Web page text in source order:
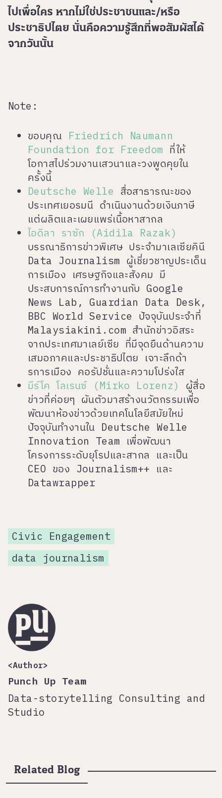
ไปเพื่อใคร หากไม่ใช่ประชาชนและ/หรือ
ประชาธิปไตย นั่นคือความรู้สึกที่พอสัมผัสได้
จากวันนั้น
Note:
ขอบคุณ Friedrich Naumann
Foundation for Freedom ที่ให้
โอกาสไปร่วมงานเสวนาและวงพูดคุยใน
ครั้งนี้
Deutsche Welle สื่อสาธารณะของ
ประเทศเยอรมนี ดำเนินงานด้วยเงินภาษี
แต่ผลิตและเผยแพร่เนื้อหาสากล
ไอดิลา ราซัก (Aidila Razak)
บรรณาธิการข่าวพิเศษ ประจำมาเลเซียคินี
Data Journalism ผู้เชี่ยวชาญประเด็น
การเมือง เศรษฐกิจและสังคม มี
ประสบการณ์การทำงานกับ Google
News Lab, Guardian Data Desk,
BBC World Service ปัจจุบันประจำที่
Malaysiakini.com สำนักข่าวอิสระ
จากประเทศมาเลย์เซีย ที่มีจุดยืนด้านความ
เสมอภาคและประชาธิปไตย เจาะลึกด้า
รการเมือง คอรัปชั่นและความโปร่งใส
มีร์โค โลเรนซ์ (Mirko Lorenz)
ผู้สื่อ
ข่าวที่ค่อยๆ ผันตัวมาสร้างนวัตกรรมเพื่อ
พัฒนาห้องข่าวด้วยเทคโนโลยีสมัยใหม่
ปัจจุบันทำงานใน Deutsche Welle
Innovation Team เพื่อพัฒนา
โครงการระดับยุโรปและสากล และเป็น
CEO ของ Journalism++ และ
Datawrapper
Civic Engagement
data journalism
<Author>
Punch Up Team
Data-storytelling Consulting and
Studio
Related Blog